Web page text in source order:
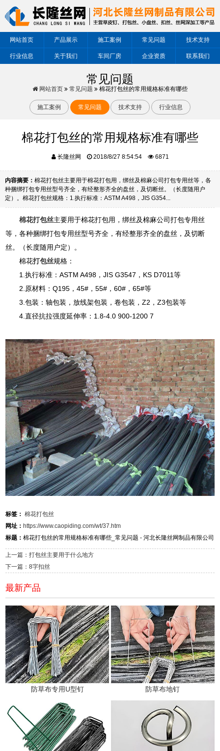
网站首页 产品展示 施工案例 常见问题 技术支持
行业信息 关于我们 车间厂房 企业资质 联系我们
常见问题
网站首页 常见问题 棉花打包丝的常用规格标准有哪些
施工案例 常见问题 技术支持 行业信息
棉花打包丝的常用规格标准有哪些
长隆丝网 2018/8/27 8:54:54 6871
内容摘要： 棉花打包丝主要用于棉花打包用，绑丝及棉麻公司打包专用丝等，各
种捆绑打包专用丝型号齐全，有经整形齐全的盘丝，及切断丝。（长度随用户
定）。棉花打包丝规格：1.执行标准：ASTM A498，JIS G354...
棉花打包丝主要用于棉花打包用，绑丝及棉麻公司打包专用丝
等，各种捆绑打包专用丝型号齐全，有经整形齐全的盘丝，及切断
丝。（长度随用户定）。
棉花打包丝规格：
1.执行标准：ASTM A498，JIS G3547，KS D7011等
2.原材料：Q195，45#，55#，60#，65#等
3.包装：轴包装，放线架包装，卷包装，Z2，Z3包装等
4.直径抗拉强度延伸率：1.8-4.0 900-1200 7
标签： 棉花打包丝
网址：https://www.caopiding.com/wt/37.htm
标题：棉花打包丝的常用规格标准有哪些_常见问题 - 河北长隆丝网制品有限公司
上一篇：打包丝主要用于什么地方
下一篇：8字扣丝
最新产品
防草布专用U型钉 防草布地钉